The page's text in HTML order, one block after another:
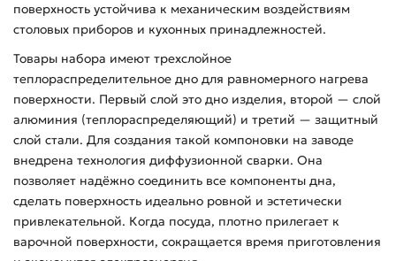
поверхность устойчива к механическим воздействиям
столовых приборов и кухонных принадлежностей.
Товары набора имеют трехслойное
теплораспределительное дно для равномерного нагрева
поверхности. Первый слой это дно изделия, второй — слой
алюминия (теплораспределяющий) и третий — защитный
слой стали. Для создания такой компоновки на заводе
внедрена технология диффузионной сварки. Она
позволяет надёжно соединить все компоненты дна,
сделать поверхность идеально ровной и эстетически
привлекательной. Когда посуда, плотно прилегает к
варочной поверхности, сокращается время приготовления